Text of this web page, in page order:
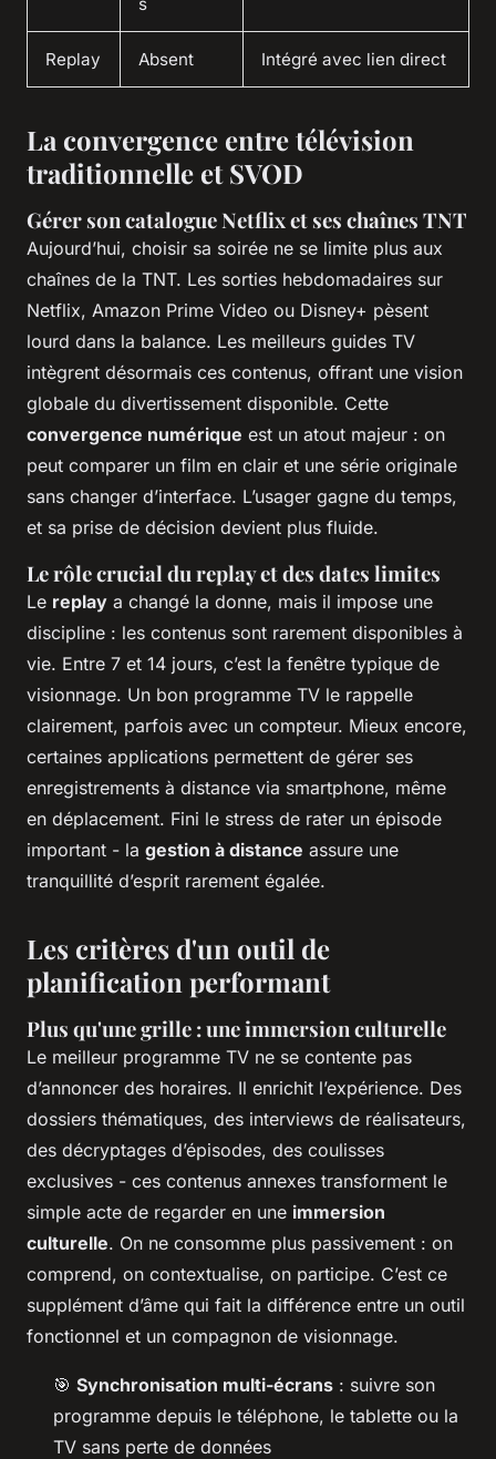
Replay Absent Intégré avec lien direct
La convergence entre télévision
traditionnelle et SVOD
Gérer son catalogue Netflix et ses chaînes TNT
Aujourd’hui, choisir sa soirée ne se limite plus aux
chaînes de la TNT. Les sorties hebdomadaires sur
Netflix, Amazon Prime Video ou Disney+ pèsent
lourd dans la balance. Les meilleurs guides TV
intègrent désormais ces contenus, offrant une vision
globale du divertissement disponible. Cette
convergence numérique est un atout majeur : on
peut comparer un film en clair et une série originale
sans changer d’interface. L’usager gagne du temps,
et sa prise de décision devient plus fluide.
Le rôle crucial du replay et des dates limites
Le replay a changé la donne, mais il impose une
discipline : les contenus sont rarement disponibles à
vie. Entre 7 et 14 jours, c’est la fenêtre typique de
visionnage. Un bon programme TV le rappelle
clairement, parfois avec un compteur. Mieux encore,
certaines applications permettent de gérer ses
enregistrements à distance via smartphone, même
en déplacement. Fini le stress de rater un épisode
important - la gestion à distance assure une
tranquillité d’esprit rarement égalée.
Les critères d'un outil de
planification performant
Plus qu'une grille : une immersion culturelle
Le meilleur programme TV ne se contente pas
d’annoncer des horaires. Il enrichit l’expérience. Des
dossiers thématiques, des interviews de réalisateurs,
des décryptages d’épisodes, des coulisses
exclusives - ces contenus annexes transforment le
simple acte de regarder en une immersion
culturelle. On ne consomme plus passivement : on
comprend, on contextualise, on participe. C’est ce
supplément d’âme qui fait la différence entre un outil
fonctionnel et un compagnon de visionnage.
🎯 Synchronisation multi-écrans : suivre son
programme depuis le téléphone, le tablette ou la
TV sans perte de données